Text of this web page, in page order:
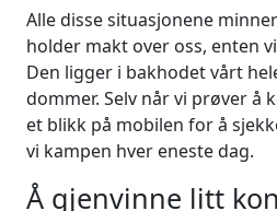
Alle disse situasjonene
holder makt over oss, enten
Den ligger i bakhodet vårt
dommer. Selv når vi prøver å
et blikk på mobilen for å
vi kampen hver eneste dag.
Å gjenvinne litt